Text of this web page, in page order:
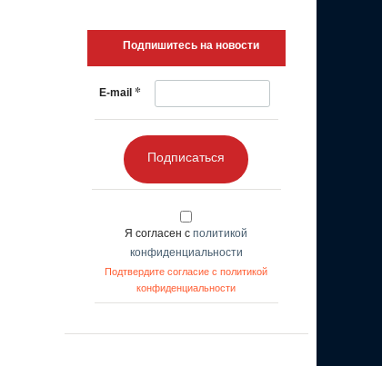
Подпишитесь на новости
E-mail *
Подписаться
Я согласен с политикой
конфиденциальности
Подтвердите согласие с политикой
конфиденциальности